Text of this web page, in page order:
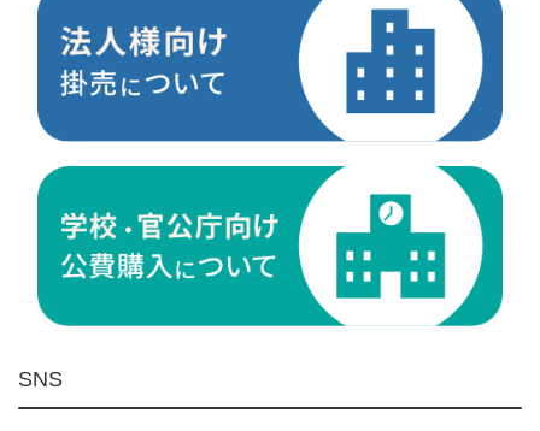
電材・設備
切削工具
ケミカル製品
荷役伝導
環境安全用品
イマオ製品(IMAO)
SNS